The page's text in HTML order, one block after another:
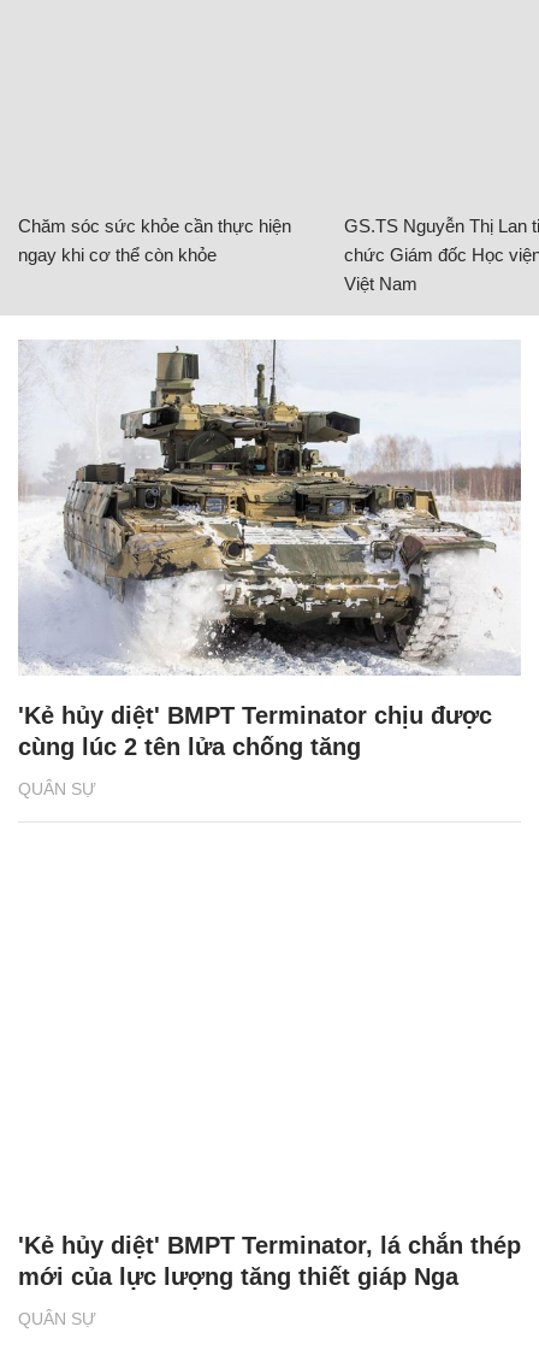
Chăm sóc sức khỏe cần thực hiện
ngay khi cơ thể còn khỏe
GS.TS Nguyễn Thị Lan
chức Giám đốc Học
Việt Nam
QUÂN SỰ
'Kẻ hủy diệt' BMPT Terminator chịu được
cùng lúc 2 tên lửa chống tăng
QUÂN SỰ
'Kẻ hủy diệt' BMPT Terminator, lá chắn thép
mới của lực lượng tăng thiết giáp Nga